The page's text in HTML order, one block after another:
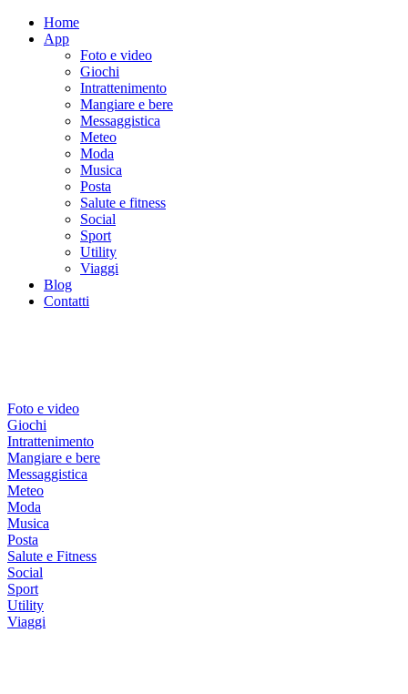
Home
App
Foto e video
Giochi
Intrattenimento
Mangiare e bere
Messaggistica
Meteo
Moda
Musica
Posta
Salute e fitness
Social
Sport
Utility
Viaggi
Blog
Contatti
Foto e video
Giochi
Intrattenimento
Mangiare e bere
Messaggistica
Meteo
Moda
Musica
Posta
Salute e Fitness
Social
Sport
Utility
Viaggi